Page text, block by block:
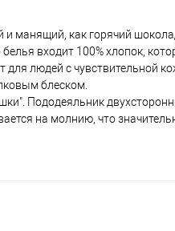
манящий, как горячий
входит 100% хлопок,
людей с чувствительной
блеском.
Пододеяльник
на молнию, что